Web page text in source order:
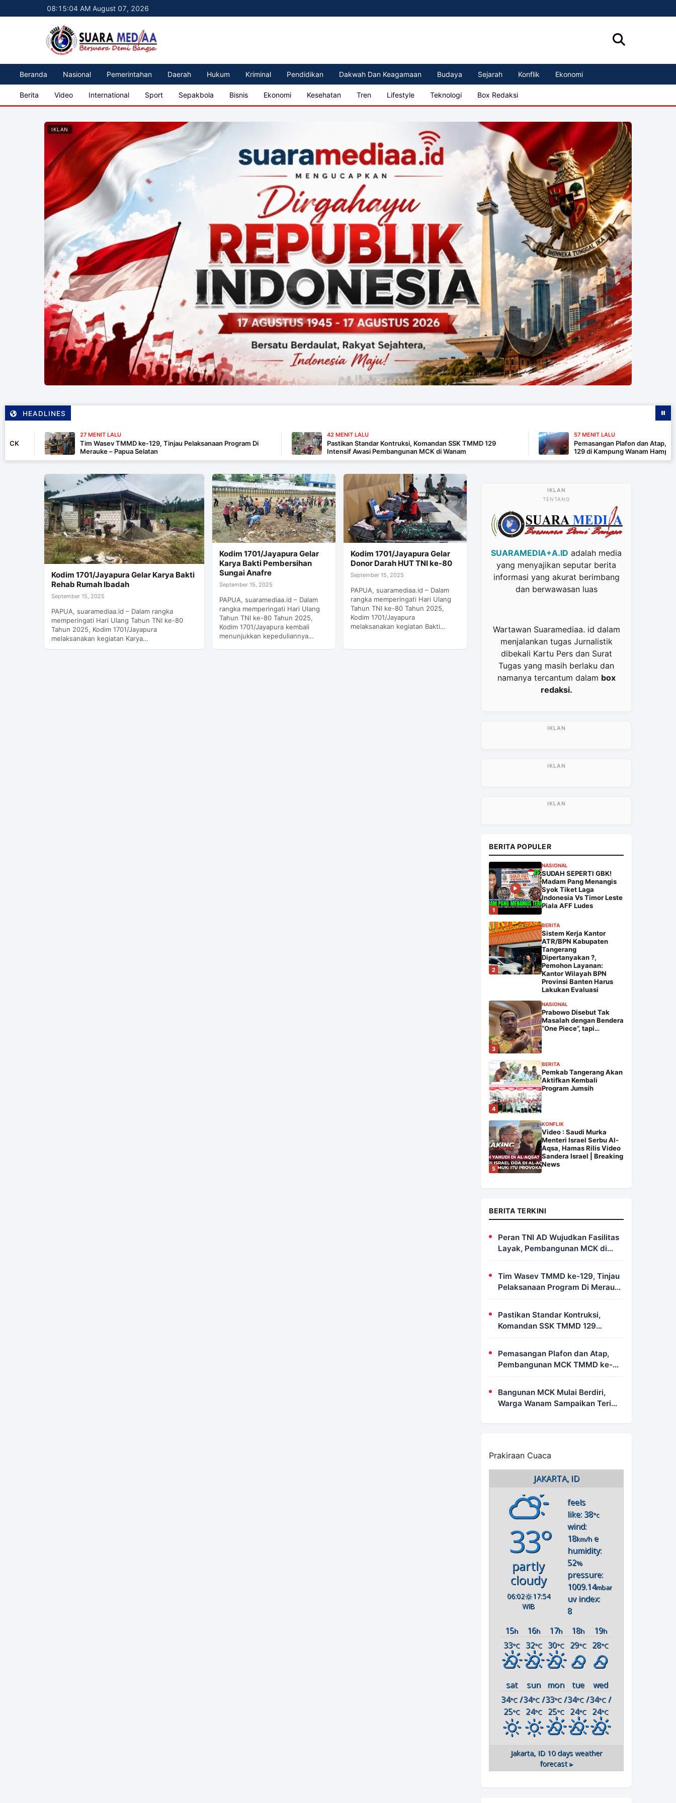
08:15:06 AM August 07, 2026
Beranda Nasional Pemerintahan Daerah Hukum Kriminal Pendidikan Dakwah Dan Keagamaan Budaya Sejarah Konflik Ekonomi
Berita Video International Sport Sepakbola Bisnis Ekonomi Kesehatan Tren Lifestyle Teknologi Box Redaksi
IKLAN
HEADLINES
27 MENIT LALU
Tim Wasev TMMD ke-129, Tinjau Pelaksanaan Program Di
Merauke – Papua Selatan
42 MENIT LALU
Pastikan Standar Kontruksi, Komandan SSK TMMD 129
Intensif Awasi Pembangunan MCK di Wanam
57 MENIT LALU
Pemasangan Plafon dan Atap, Pembangunan
129 di Kampung Wanam Hampir Rampung
Kodim 1701/Jayapura Gelar Karya Bakti
Rehab Rumah Ibadah
September 15, 2025
PAPUA, suaramediaa.id – Dalam rangka
memperingati Hari Ulang Tahun TNI ke-80
Tahun 2025, Kodim 1701/Jayapura
melaksanakan kegiatan Karya…
Kodim 1701/Jayapura Gelar
Karya Bakti Pembersihan
Sungai Anafre
September 15, 2025
PAPUA, suaramediaa.id – Dalam
rangka memperingati Hari Ulang
Tahun TNI ke-80 Tahun 2025,
Kodim 1701/Jayapura kembali
menunjukkan kepeduliannya…
Kodim 1701/Jayapura Gelar
Donor Darah HUT TNI ke-80
September 15, 2025
PAPUA, suaramediaa.id – Dalam
rangka memperingati Hari Ulang
Tahun TNI ke-80 Tahun 2025,
Kodim 1701/Jayapura
melaksanakan kegiatan Bakti…
TENTANG
SUARAMEDIA+A.ID adalah media
yang menyajikan seputar berita
informasi yang akurat berimbang
dan berwawasan luas
Wartawan Suaramediaa. id dalam
menjalankan tugas Jurnalistik
dibekali Kartu Pers dan Surat
Tugas yang masih berlaku dan
namanya tercantum dalam box
redaksi.
BERITA POPULER
1
NASIONAL
SUDAH SEPERTI GBK!
Madam Pang Menangis
Syok Tiket Laga
Indonesia Vs Timor Leste
Piala AFF Ludes
2
BERITA
Sistem Kerja Kantor
ATR/BPN Kabupaten
Tangerang
Dipertanyakan ?,
Pemohon Layanan:
Kantor Wilayah BPN
Provinsi Banten Harus
Lakukan Evaluasi
3
NASIONAL
Prabowo Disebut Tak
Masalah dengan Bendera
“One Piece”, tapi…
4
BERITA
Pemkab Tangerang Akan
Aktifkan Kembali
Program Jumsih
5
KONFLIK
Video : Saudi Murka
Menteri Israel Serbu Al-
Aqsa, Hamas Rilis Video
Sandera Israel | Breaking
News
BERITA TERKINI
Peran TNI AD Wujudkan Fasilitas
Layak, Pembangunan MCK di
Dusun Serapu Rampung
Dikerjakan
Tim Wasev TMMD ke-129, Tinjau
Pelaksanaan Program Di Merauke
– Papua Selatan
Pastikan Standar Kontruksi,
Komandan SSK TMMD 129
Intensif Awasi Pembangunan
Pemasangan Plafon dan Atap,
Pembangunan MCK TMMD ke-
129 di Kampung Wanam Hampir
Bangunan MCK Mulai Berdiri,
Warga Wanam Sampaikan Terima
Prakiraan Cuaca
JAKARTA, ID
33°
partly
cloudy
06:02
17:54
WIB
feels
like: 38°c
wind:
18km/h e
humidity:
52%
pressure:
1009.14mbar
uv index:
8
15h 16h 17h 18h 19h
33°C 32°C 30°C 29°C 28°C
sat sun mon tue
wed
34°C/
25°C
34°C/
24°C
33°C/
25°C
34°C/
24°C
34°C /
24°C
Jakarta, ID 10 days weather
forecast ▸